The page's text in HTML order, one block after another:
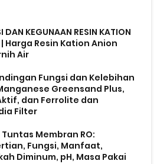
DAN KEGUNAAN RESIN KATION
| Harga Resin Kation Anion
Air
Fungsi dan Kelebihan
Greensand Plus,
dan Ferrolite dan
Filter
Tuntas Membran RO:
Fungsi, Manfaat,
Diminum, pH, Masa Pakai